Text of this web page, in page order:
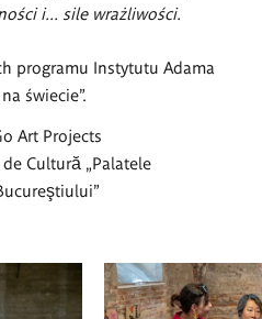
i... sile wrażliwości.
programu Instytutu Adama
świecie”.
Art Projects
Cultură „Palatele